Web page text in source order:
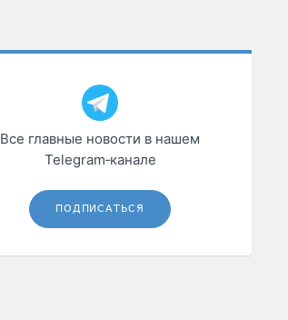
Все главные новости в нашем
Telegram‑канале
ПОДПИСАТЬСЯ